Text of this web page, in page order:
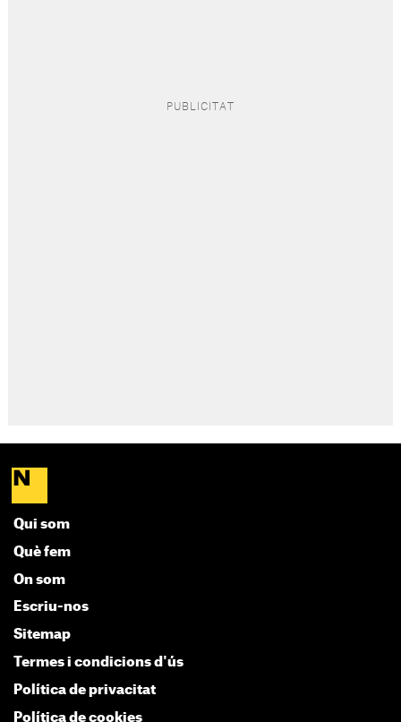
Qui som
Què fem
On som
Escriu-nos
Sitemap
Termes i condicions d'ús
Política de privacitat
Política de cookies